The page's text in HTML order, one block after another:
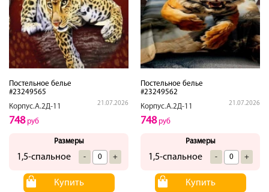
Постельное белье
#23249565
Корпус.А.2Д-11
21.07.2026
748руб
Размеры
1,5-спальное - +
Купить
Постельное белье
#23249562
Корпус.А.2Д-11
21.07.2026
748руб
Размеры
1,5-спальное - +
Купить